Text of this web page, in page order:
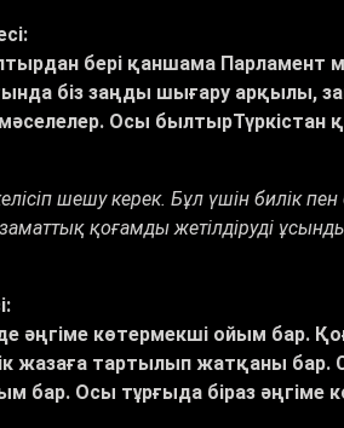
бері қаншама Парламент
біз заңды шығару арқылы,
Осы былтырТүркістан
шешу керек. Бұл үшін билік
қоғамды жетілдіруді ұсынды.
әңгіме көтермекші ойым бар.
жазаға тартылып жатқаны бар.
бар. Осы тұрғыда біраз әңгіме